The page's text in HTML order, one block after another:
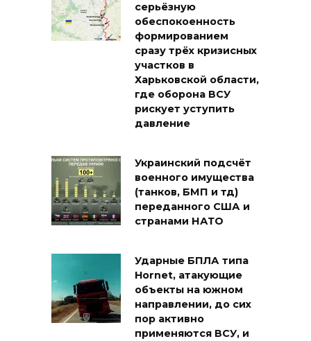
серьёзную
обеспокоенность
формированием
сразу трёх кризисных
участков в
Харьковской области,
где оборона ВСУ
рискует уступить
давление
Украинский подсчёт
военного имущества
(танков, БМП и тд)
переданного США и
странами НАТО
Ударные БПЛА типа
Hornet, атакующие
объекты на южном
направлении, до сих
пор активно
применяются ВСУ, и